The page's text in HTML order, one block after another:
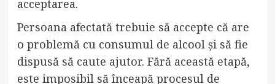
acceptarea.
Persoana afectată trebuie să accepte că are
o problemă cu consumul de alcool și să fie
dispusă să caute ajutor. Fără această etapă,
este imposibil să înceapă procesul de